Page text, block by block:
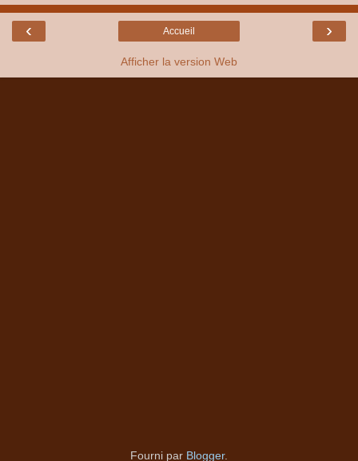
‹ ›
Accueil
Afficher la version Web
Fourni par Blogger.